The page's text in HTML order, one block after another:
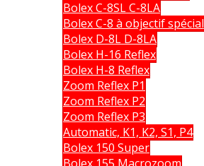
Bolex C-8SL C-8LA
Bolex C-8 à objectif spécial
Bolex D-8L D-8LA
Bolex H-16 Reflex
Bolex H-8 Reflex
Zoom Reflex P1
Zoom Reflex P2
Zoom Reflex P3
Automatic, K1, K2, S1, P4
Bolex 150 Super